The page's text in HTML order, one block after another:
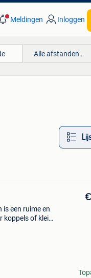
Meldingen Inloggen
Alle afstanden…
is een ruime en
of kleine